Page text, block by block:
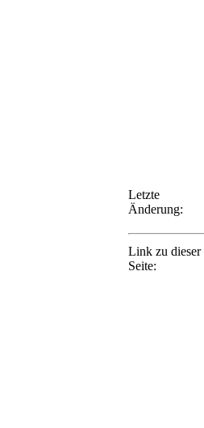
Letzte
Änderung:
Link zu dieser
Seite: